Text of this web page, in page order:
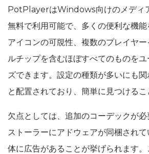
PotPlayerはWindows向けのメディ
無料で利用可能で、多くの便利な機能
アイコンの可覑性、複数のプレイヤ
ルチップを含むほぼすべてのものを
ズできます。設定の種類が多いにも
と配置されており、簡単に見つけるこ
欠点としては、追加のコーデックが
ストーラーにアドウェアが同梱され
体に広告があることが挙げられます